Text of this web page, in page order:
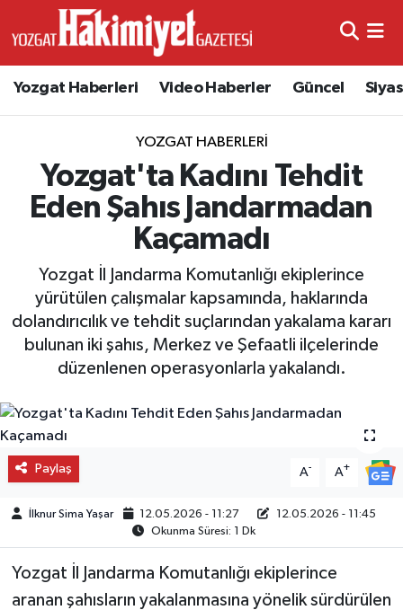
Yozgat Haberleri Video Haberler Güncel
YOZGAT HABERLERI
Yozgat'ta Kadını Tehdit
Eden Şahıs Jandarmadan
Kaçamadı
Yozgat İl Jandarma Komutanlığı ekiplerince
yürütülen çalışmalar kapsamında, haklarında
dolandırıcılık ve tehdit suçlarından yakalama kararı
bulunan iki şahıs, Merkez ve Şefaatli ilçelerinde
düzenlenen operasyonlarla yakalandı.
Paylaş A- A+
İlknur Sima Yaşar 12.05.2026 - 11:27
12.05.2026 - 11:45
Okunma Süresi: 1 Dk
Yozgat İl Jandarma Komutanlığı ekiplerince
aranan şahısların yakalanmasına yönelik sürdürülen